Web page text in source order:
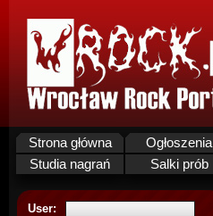
Strona główna Ogłoszenia
Studia nagrań
Salki prób
User: